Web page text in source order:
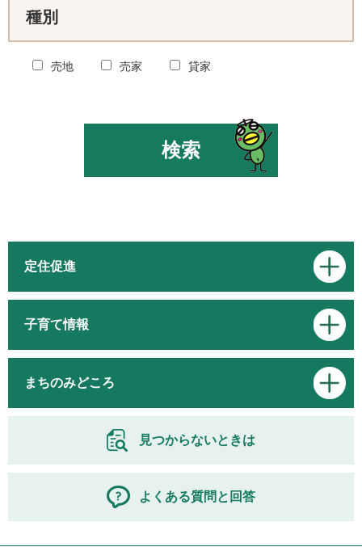
種別
売地 売家 貸家
定住促進
子育て情報
まちのみどころ
見つからないときは
よくある質問と回答